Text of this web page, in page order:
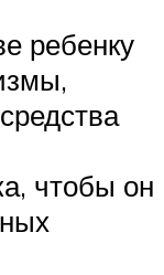
ребенку
чтобы он